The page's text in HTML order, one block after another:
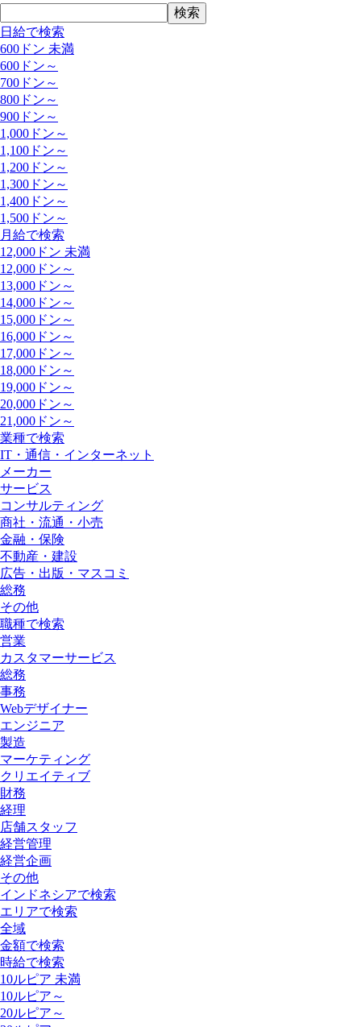
日給で検索
600ドン 未満
600ドン～
700ドン～
800ドン～
900ドン～
1,000ドン～
1,100ドン～
1,200ドン～
1,300ドン～
1,400ドン～
1,500ドン～
月給で検索
12,000ドン 未満
12,000ドン～
13,000ドン～
14,000ドン～
15,000ドン～
16,000ドン～
17,000ドン～
18,000ドン～
19,000ドン～
20,000ドン～
21,000ドン～
業種で検索
IT・通信・インターネット
メーカー
サービス
コンサルティング
商社・流通・小売
金融・保険
不動産・建設
広告・出版・マスコミ
総務
その他
職種で検索
営業
カスタマーサービス
総務
事務
Webデザイナー
エンジニア
製造
マーケティング
クリエイティブ
財務
経理
店舗スタッフ
経営管理
経営企画
その他
インドネシアで検索
エリアで検索
全域
金額で検索
時給で検索
10ルピア 未満
10ルピア～
20ルピア～